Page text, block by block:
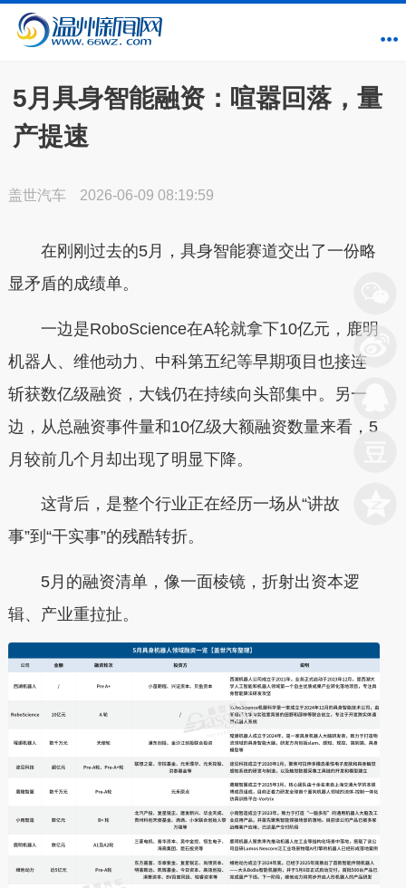
5月具身智能融资：喧嚣回落，量
产提速
盖世汽车 2026-06-09 08:19:59
在刚刚过去的5月，具身智能赛道交出了一份略
显矛盾的成绩单。
一边是RoboScience在A轮就拿下10亿元，鹿明
机器人、维他动力、中科第五纪等早期项目也接连
斩获数亿级融资，大钱仍在持续向头部集中。另一
边，从总融资事件量和10亿级大额融资数量来看，5
月较前几个月却出现了明显下降。
这背后，是整个行业正在经历一场从“讲故
事”到“干实事”的残酷转折。
5月的融资清单，像一面棱镜，折射出资本逻
辑、产业重拉扯。